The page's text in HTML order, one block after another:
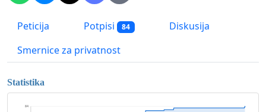
Peticija Potpisi 84
Diskusija
Smernice za privatnost
Statistika
84